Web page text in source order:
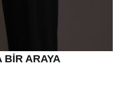
BİR ARAYA